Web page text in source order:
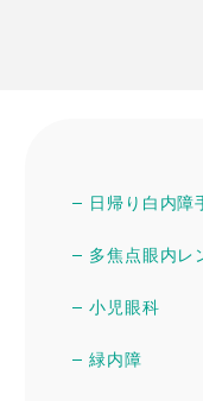
日帰り白内障
多焦点眼内レ
小児眼科
緑内障